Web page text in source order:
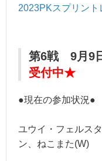
2023PKスプリン
第6戦 9月9
受付中★
●現在の参加状況●
ユウイ・フェルス
ン、ねこまた(W)